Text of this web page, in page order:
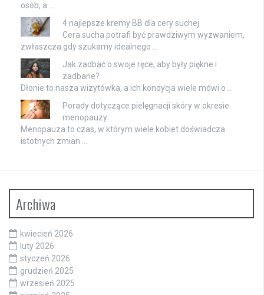
osób, a …
4 najlepsze kremy BB dla cery suchej
Cera sucha potrafi być prawdziwym wyzwaniem,
zwłaszcza gdy szukamy idealnego …
Jak zadbać o swoje ręce, aby były piękne i
zadbane?
Dłonie to nasza wizytówka, a ich kondycja wiele mówi o …
Porady dotyczące pielęgnacji skóry w okresie
menopauzy
Menopauza to czas, w którym wiele kobiet doświadcza
istotnych zmian …
Archiwa
kwiecień 2026
luty 2026
styczeń 2026
grudzień 2025
wrzesień 2025